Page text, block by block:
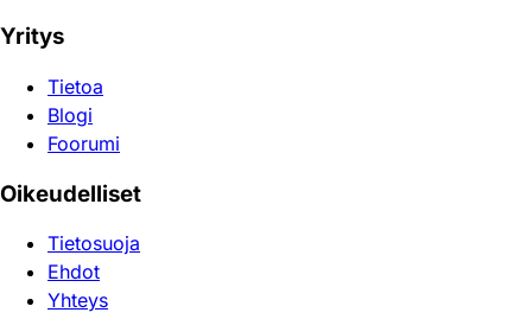
Yritys
Tietoa
Blogi
Foorumi
Oikeudelliset
Tietosuoja
Ehdot
Yhteys